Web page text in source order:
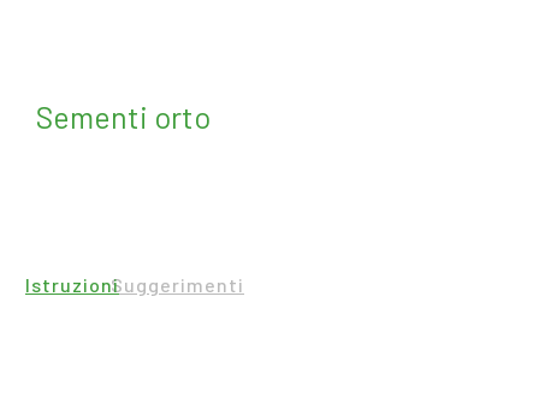
Sementi orto
IstruzioniSuggerimenti